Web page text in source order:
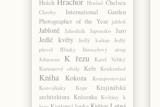
Hrách Hrušně Chelsea
Chroby
International Garden
Photographer of the Year jabloň
Jabloně Jahodník Japonsko Jaro
Jedlé květy Jedlý kaštan
Jedlý
plevel
JIřinky
Jitrocelový sirup
Johnsons
K řezu
Karel Veliký
Kartonové obaly
Keře Keukenhof
Kniha Kokoza
Kompostování
Konvalinky
Kopr
Krajinářská
architektura Krásenka Květiny k